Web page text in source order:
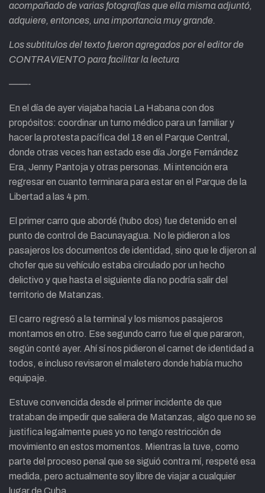
acompañado de varias fotografías que ella misma adjuntó,
adquiere, entonces, una importancia muy grande.
Los subtitulos del texto fueron agregados por el editor de
CONTRAVIENTO para facilitar la lectura
——-
En el día de ayer viajaba hacia La Habana con dos
propósitos: coordinar un turno médico para un familiar y
hacer la protesta pacífica del 18 en el Parque Central,
donde otras veces han estado ese día Jorge Fernández
Era, Jenny Pantoja y otras personas. Mi intención era
regresar en cuanto terminara para estar en el Parque de la
Libertad a las 4 pm.
El primer carro que abordé (hubo dos) fue detenido en el
punto de control de Bacunayagua. No le pidieron a los
pasajeros los documentos de identidad, sino que le dijeron al
chofer que su vehículo estaba circulado por un hecho
delictivo y que hasta el siguiente día no podría salir del
territorio de Matanzas.
El carro regresó a la terminal y los mismos pasajeros
montamos en otro. Ese segundo carro fue el que pararon,
según conté ayer. Ahí sí nos pidieron el carnet de identidad a
todos, e incluso revisaron el maletero donde había mucho
equipaje.
Estuve convencida desde el primer incidente de que
trataban de impedir que saliera de Matanzas, algo que no se
justifica legalmente pues yo no tengo restricción de
movimiento en estos momentos. Mientras la tuve, como
parte del proceso penal que se siguió contra mí, respeté esa
medida, pero actualmente soy libre de viajar a cualquier